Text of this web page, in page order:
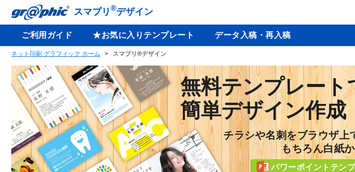
スマプリ ®デザイン
ご利用ガイド ★お気に入りテンプレート データ入稿・再入稿
ネット印刷 グラフィック ホーム スマプリ®デザイン
無料テンプレート
簡単デザイン作成
チラシや名刺をブラウザ上
もちろん白紙
パワーポイントテン